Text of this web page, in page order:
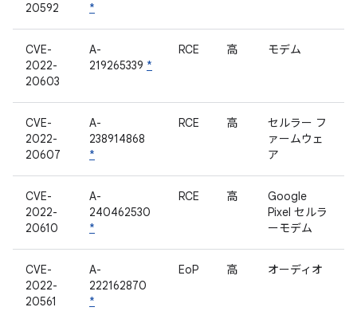
20592
*
CVE-
2022-
20603
A-
219265339 *
RCE 高 モデム
CVE-
2022-
20607
A-
238914868
*
RCE 高
セルラー フ
ァームウェ
ア
CVE-
2022-
20610
A-
240462530
*
RCE 高
Google
Pixel セルラ
ーモデム
CVE-
2022-
20561
A-
222162870
*
EoP 高 オーディオ